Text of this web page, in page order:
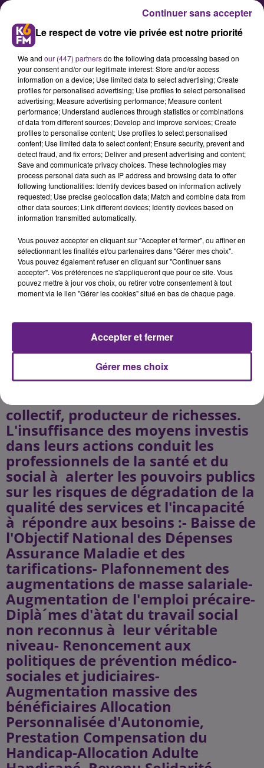
Ca va bouchonner rue de la
préfecture à midi
La CFDT réclame des moyens pour
la santé et le social, et appelle a
manifester ce midi devant la
préfecture.
la santé et le social, et appelle a
manifester ce midi devant la
préfecture.L'une des conditions
majeures à la qualité de la bonne
situation du professionnel qui
l'accueille. Valoriser les activités du
social et de la santé nécessite de
changer le regard porté sur ce
secteur en le reconnaissant comme
un véritable investissement
collectif, producteur de richesses.
L'insuffisance des moyens investis
dans leurs actions conduit les
professionnels de la santé et du
social à alerter les pouvoirs publics
sur les risques de dégradation de la
qualité des services et l'incapacité
à répondre aux besoins :- Baisse de
l'Objectif National des Dépenses
Assurance Maladie et des
tarifications- Plafonnement des
augmentations de masse salariale-
Augmentation de l'emploi précaire-
Diplà´mes d'àtat du travail social
non reconnus à leur véritable
niveau- Renoncement aux
politiques de prévention médico-
sociales et judiciaires-
Augmentation massive des
bénéficiaires Allocation
Personnalisée d'Autonomie,
Prestation Compensation du
Handicap-Allocation Adulte
Le respect de votre vie privée est notre priorité
We and our (447) partnersdo the following data processing based on
your consent and/or our legitimate interest: Store and/or access
information on a device; Use limited data to select advertising; Create
profiles for personalised advertising; Use profiles to select personalised
advertising; Measure advertising performance; Measure content
performance; Understand audiences through statistics or combinations
of data from different sources; Develop and improve services; Create
profiles to personalise content; Use profiles to select personalised
content; Use limited data to select content; Ensure security, prevent and
detect fraud, and fix errors; Deliver and present advertising and content;
Save and communicate privacy choices. These technologies may
process personal data such as IP address and browsing data to offer
following functionalities: Identify devices based on information actively
requested; Use precise geolocation data; Match and combine data from
other data sources; Link different devices; Identify devices based on
information transmitted automatically.
Vous pouvez accepter en cliquant sur "Accepter et fermer", ou affiner en
sélectionnant les finalités et/ou partenaires dans "Gérer mes choix".
Vous pouvez également refuser en cliquant sur "Continuer sans
accepter". Vos préférences ne s'appliqueront que pour ce site. Vous
pouvez mettre à jour vos choix, ou retirer votre consentement à tout
moment via le lien "Gérer les cookies" situé en bas de chaque page.
Gérer mes choix
Accepter et fermer
Continuer sans accepter